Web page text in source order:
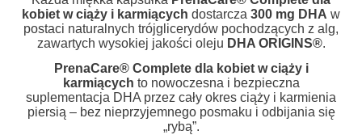
kobiet w ciąży i karmiących dostarcza 300 mg DHA w
postaci naturalnych trójglicerydów pochodzących z alg,
zawartych wysokiej jakości oleju DHA ORIGINS®.
PrenaCare® Complete dla kobiet w ciąży i
karmiących to nowoczesna i bezpieczna
suplementacja DHA przez cały okres ciąży i karmienia
piersią – bez nieprzyjemnego posmaku i odbijania się
„rybą”.